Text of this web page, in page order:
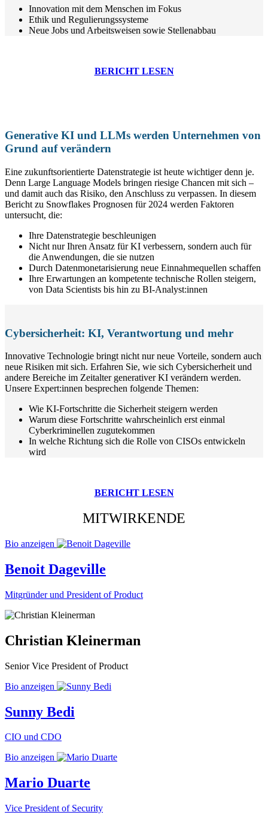
Innovation mit dem Menschen im Fokus
Ethik und Regulierungssysteme
Neue Jobs und Arbeitsweisen sowie Stellenabbau
BERICHT LESEN
Generative KI und LLMs werden Unternehmen von
Grund auf verändern
Eine zukunftsorientierte Datenstrategie ist heute wichtiger denn je.
Denn Large Language Models bringen riesige Chancen mit sich –
und damit auch das Risiko, den Anschluss zu verpassen. In diesem
Bericht zu Snowflakes Prognosen für 2024 werden Faktoren
untersucht, die:
Ihre Datenstrategie beschleunigen
Nicht nur Ihren Ansatz für KI verbessern, sondern auch für
die Anwendungen, die sie nutzen
Durch Datenmonetarisierung neue Einnahmequellen schaffen
Ihre Erwartungen an kompetente technische Rollen steigern,
von Data Scientists bis hin zu BI-Analyst:innen
Cybersicherheit: KI, Verantwortung und mehr
Innovative Technologie bringt nicht nur neue Vorteile, sondern auch
neue Risiken mit sich. Erfahren Sie, wie sich Cybersicherheit und
andere Bereiche im Zeitalter generativer KI verändern werden.
Unsere Expert:innen besprechen folgende Themen:
Wie KI-Fortschritte die Sicherheit steigern werden
Warum diese Fortschritte wahrscheinlich erst einmal
Cyberkriminellen zugutekommen
In welche Richtung sich die Rolle von CISOs entwickeln
wird
BERICHT LESEN
MITWIRKENDE
Bio anzeigen
Benoit Dageville
Mitgründer und President of Product
Christian Kleinerman
Senior Vice President of Product
Bio anzeigen
Sunny Bedi
CIO und CDO
Bio anzeigen
Mario Duarte
Vice President of Security